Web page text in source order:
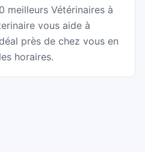
meilleurs Vétérinaires à
vous aide à
près de chez vous en
horaires.